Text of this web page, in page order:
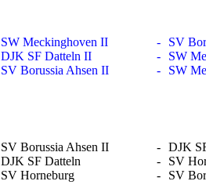
SW Meckinghoven II
DJK SF Datteln II
SV Borussia Ahsen II
-
-
-
SV
SW
SW
SV Borussia Ahsen II
DJK SF Datteln
SV Horneburg
-
-
-
DJK
SV
SV